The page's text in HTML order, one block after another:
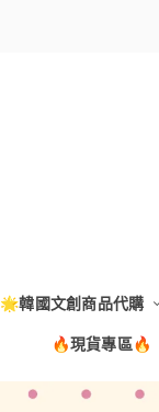
🌟韓國文創商品代購
🔥現貨專區🔥